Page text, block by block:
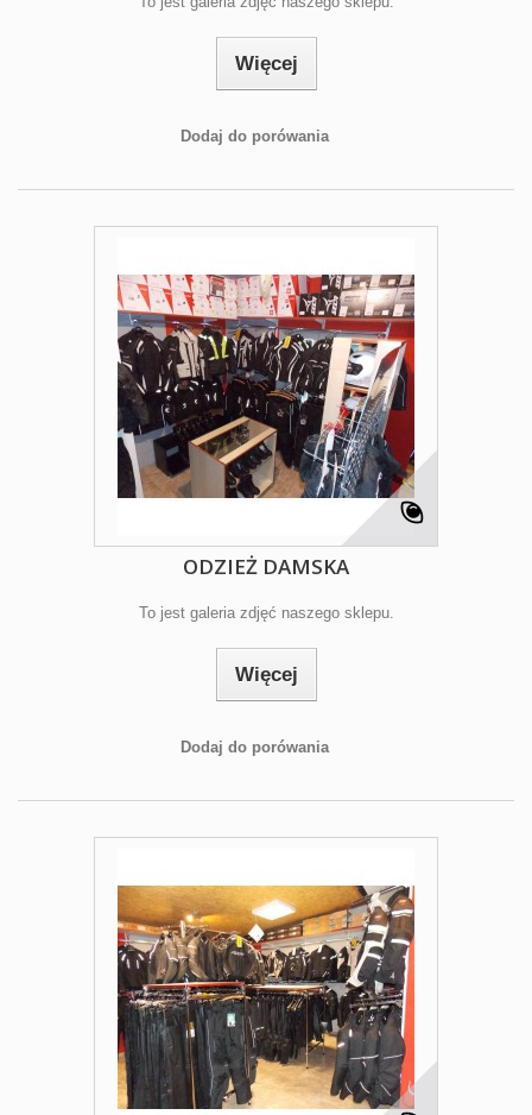
Więcej
Dodaj do porówania
ODZIEŻ DAMSKA
To jest galeria zdjęć naszego sklepu.
Więcej
Dodaj do porówania